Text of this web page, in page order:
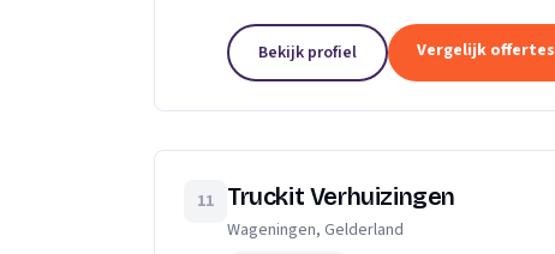
Bekijk profiel Vergelijk offertes
11 Truckit Verhuizingen
Wageningen, Gelderland